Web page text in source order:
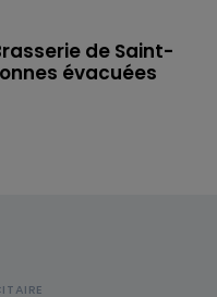
de Saint-
évacuées